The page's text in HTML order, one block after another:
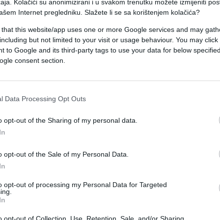
Kolačići su anonimizirani i u svakom trenutku možete izmijeniti
Internet pregledniku. Slažete li se sa korištenjem kolačića?
that this website/app uses one or more Google services and may
but not limited to your visit or usage behaviour. You may
to Google and its third-party tags to use your data for below
consent section.
Data Processing Opt Outs
opt-out of the Sharing of my personal data.
opt-out of the Sale of my Personal Data.
opt-out of processing my Personal Data for Targeted
u Sektoru kriminalističke policije
je da je riječ o rekordnim pljenidbama
balkanski heroinski koridor i krijumčarski
kroz Crnu Goru.
da su do 1. decembra službenici Odsjeka za
zaplijenili oko dvije tone i 722 kilograma
i 689 kilograma marihuane, 33,06 kilograma
23,3 grama ekstazija i 1.548 tableta
kojima je nadležnim tužiocima
je Knežević, dodajući da su protiv 434 osobe